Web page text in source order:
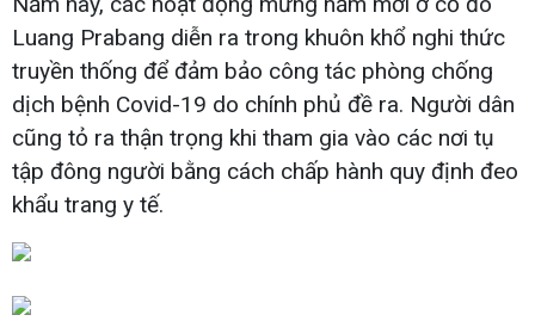
Luang Prabang diễn ra trong khuôn khổ nghi thức
truyền thống để đảm bảo công tác phòng chống
dịch bệnh Covid-19 do chính phủ đề ra. Người dân
cũng tỏ ra thận trọng khi tham gia vào các nơi tụ
tập đông người bằng cách chấp hành quy định đeo
khẩu trang y tế.